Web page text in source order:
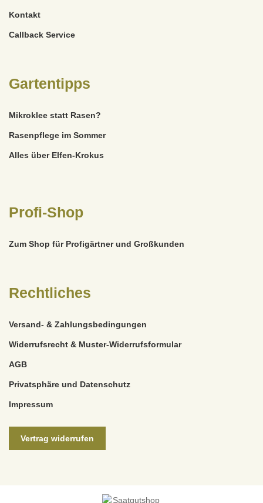
Kontakt
Callback Service
Gartentipps
Mikroklee statt Rasen?
Rasenpflege im Sommer
Alles über Elfen-Krokus
Profi-Shop
Zum Shop für Profigärtner und Großkunden
Rechtliches
Versand- & Zahlungsbedingungen
Widerrufsrecht & Muster-Widerrufsformular
AGB
Privatsphäre und Datenschutz
Impressum
Vertrag widerrufen